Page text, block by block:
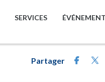
SERVICES
Partager